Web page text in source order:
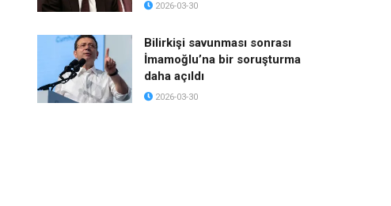
2026-03-30
Bilirkişi savunması sonrası
İmamoğlu’na bir soruşturma
daha açıldı
2026-03-30